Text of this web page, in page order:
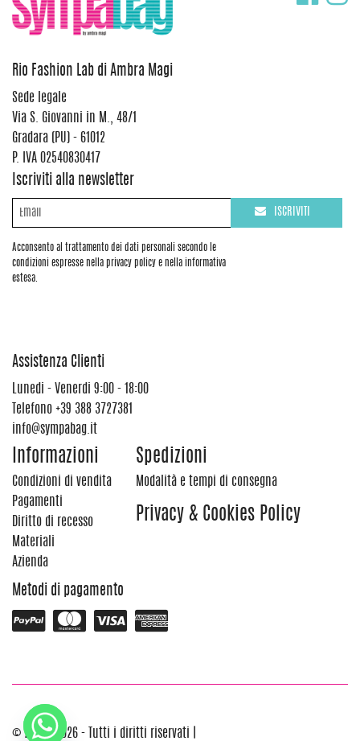
Rio Fashion Lab di Ambra Magi
Sede legale
Via S. Giovanni in M., 48/1
Gradara (PU) - 61012
P. IVA 02540830417
Iscriviti alla newsletter
Acconsento al trattamento dei dati personali secondo le
condizioni espresse nella privacy policy e nella informativa
estesa.
ISCRIVITI
Assistenza Clienti
Lunedi - Venerdi 9:00 - 18:00
Telefono +39 388 3727381
info@sympabag.it
Informazioni
Condizioni di vendita
Pagamenti
Diritto di recesso
Materiali
Azienda
Spedizioni
Modalità e tempi di consegna
Privacy & Cookies Policy
Metodi di pagamento
© 2012 - 2026 - Tutti i diritti riservati |